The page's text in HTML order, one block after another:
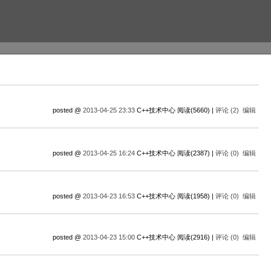
posted @ 2013-04-25 23:33 C++技术中心 阅读(5660) | 评论 (2) 编辑
posted @ 2013-04-25 16:24 C++技术中心 阅读(2387) | 评论 (0) 编辑
posted @ 2013-04-23 16:53 C++技术中心 阅读(1958) | 评论 (0) 编辑
posted @ 2013-04-23 15:00 C++技术中心 阅读(2916) | 评论 (0) 编辑